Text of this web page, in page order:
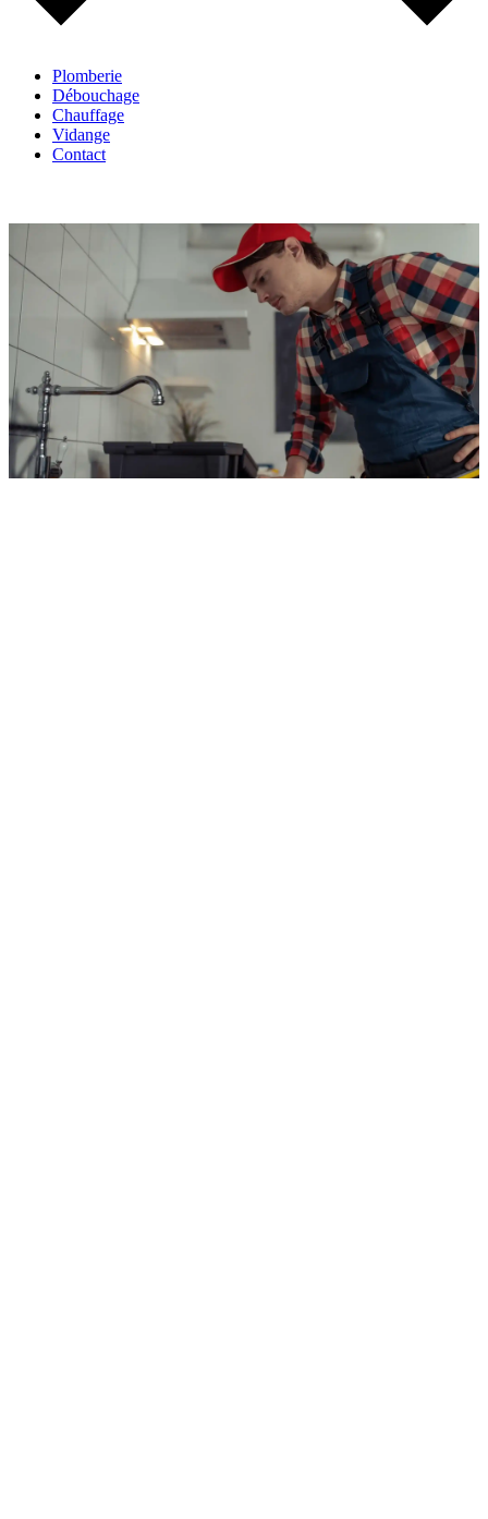
Plomberie
Débouchage
Chauffage
Vidange
Contact